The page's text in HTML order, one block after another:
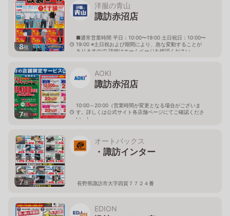
8枚
洋服の青山
諏訪赤沼店
■通常営業時間 平日：10:00〜19:00 土日祝日：10:00〜
19:00 ※土日祝および期間により、急な変動することが
ありますので 詳細はホームページを確認ください
7枚
AOKI
諏訪赤沼店
10:00～20:00（営業時間が変更となる場合がございま
す。詳しくは公式サイト各店舗ページにてご確認くださ
い。）
7枚
オートバックス
・諏訪インター
長野県諏訪市大字四賀７７２４番
EDION